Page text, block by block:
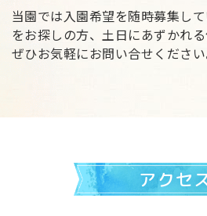
当園では入園希望を随時募集し
をお探しの方、土日にあずかれ
ぜひお気軽にお問い合せください
アクセ